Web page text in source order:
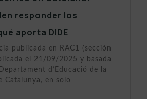
responder los
aporta DIDE
publicada en RAC1 (sección
el 21/09/2025 y basada
d’Educació de la
Catalunya, en solo